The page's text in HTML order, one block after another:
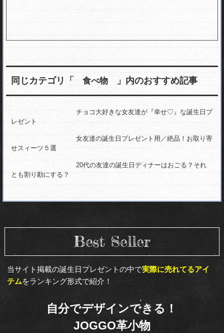
同じカテゴリ「 食べ物 」内のおすすめ記事
チョコ大好きな女友達が『幸せ♡』な誕生日プ
レゼント
女友達の誕生日プレゼント用／絶品！お取り寄
せスィーツ５選
20代の友達の誕生日ディナーはおごる？それ
とも割り勘にする？
Best Seller
当サイト掲載の誕生日プレゼントの中で実際に売れてるアイ
テムをランキング形式で紹介！
自分でデザインできる！
JOGGO革小物